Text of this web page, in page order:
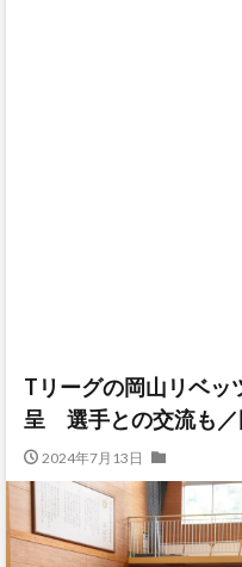
Tリーグの岡山リベ
呈 選手との交流も／
2024年7月13日